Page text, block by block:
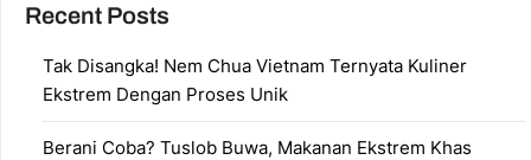
Recent Posts
Tak Disangka! Nem Chua Vietnam Ternyata Kuliner
Ekstrem Dengan Proses Unik
Berani Coba? Tuslob Buwa, Makanan Ekstrem Khas